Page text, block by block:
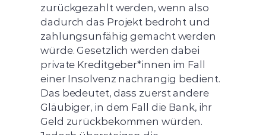
zurückgezahlt werden, wenn also
dadurch das Projekt bedroht und
zahlungsunfähig gemacht werden
würde. Gesetzlich werden dabei
private Kreditgeber*innen im Fall
einer Insolvenz nachrangig bedient.
Das bedeutet, dass zuerst andere
Gläubiger, in dem Fall die Bank, ihr
Geld zurückbekommen würden.